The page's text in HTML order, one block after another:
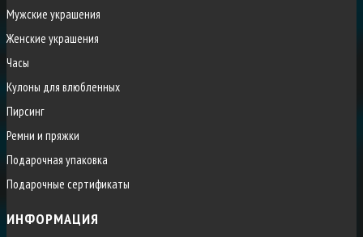
Мужские украшения
Женские украшения
Часы
Кулоны для влюбленных
Пирсинг
Ремни и пряжки
Подарочная упаковка
Подарочные сертификаты
ИНФОРМАЦИЯ